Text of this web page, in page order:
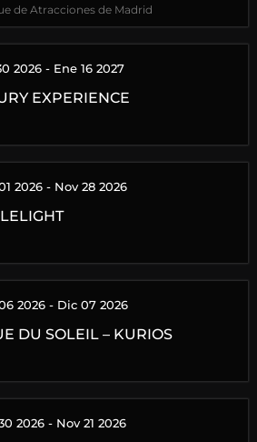
de Atracciones de Madrid
2026 - Ene 16 2027
EXPERIENCE
2026 - Nov 28 2026
2026 - Dic 07 2026
DU SOLEIL – KURIOS
2026 - Nov 21 2026